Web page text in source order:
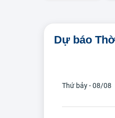
Dự báo
Thứ bảy - 08/08